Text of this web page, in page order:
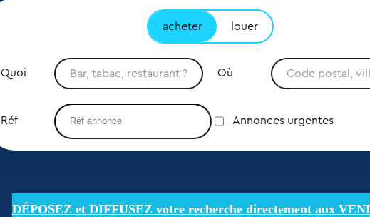
acheter louer
Quoi Où
Réf Annonces urgentes
DÉPOSEZ et DIFFUSEZ votre recherche directement aux